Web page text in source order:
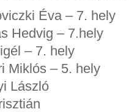
Éva – 7. hely
Hedvig – 7.hely
– 7. hely
Miklós – 5. hely
László